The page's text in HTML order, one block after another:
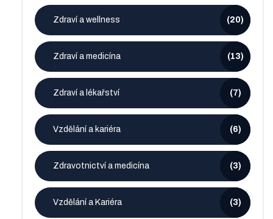
Zdraví a wellness (20)
Zdraví a medicína (13)
Zdraví a lékařství (7)
Vzdělání a kariéra (6)
Zdravotnictví a medicína (3)
Vzdělání a Kariéra (3)